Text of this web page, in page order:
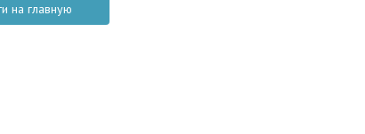
на главную